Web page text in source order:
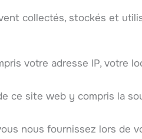
collectés, stockés et
votre adresse IP, votre
ce site web y compris la
nous fournissez lors de